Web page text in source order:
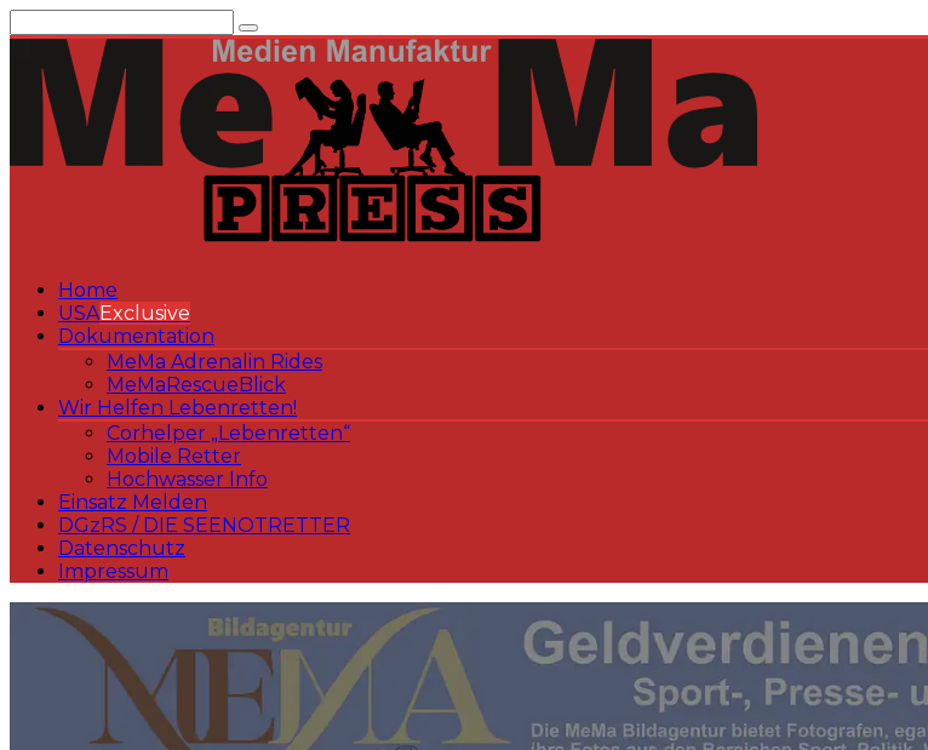
Inhalt
springen
Home
USAExclusive
Dokumentation
MeMa Adrenalin Rides
MeMaRescueBlick
Wir Helfen Lebenretten!
Corhelper „Lebenretten“
Mobile Retter
Hochwasser Info
Einsatz Melden
DGzRS / DIE SEENOTRETTER
Datenschutz
Impressum
MeMa Press Nachrichtenagentur | Events | Sport |